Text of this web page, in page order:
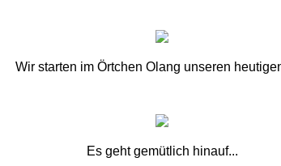
Wir starten im Örtchen Olang unseren
Es geht gemütlich hinauf...